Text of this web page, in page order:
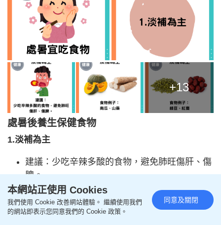
+13
處暑後養生保健食物
1.淡補為主
建議：少吃辛辣多酸的食物，避免肺旺傷肝、傷
脾。
食物例子：南瓜、淮山、綠豆、紅棗、百
合、 雪耳、沙參、鴨等滋陰潤燥的食品。
好處：有效降低秋燥對人體的傷害。
本網站正使用 Cookies
我們使用 Cookie 改善網站體驗。 繼續使用我們
的網站即表示您同意我們的 Cookie 政策。
同意及關閉